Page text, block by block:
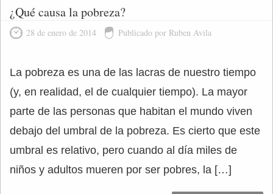
¿Qué causa la pobreza?
28 de enero de 2014 Publicado por Ruben Avila
La pobreza es una de las lacras de nuestro tiempo
(y, en realidad, el de cualquier tiempo). La mayor
parte de las personas que habitan el mundo viven
debajo del umbral de la pobreza. Es cierto que este
umbral es relativo, pero cuando al día miles de
niños y adultos mueren por ser pobres, la […]